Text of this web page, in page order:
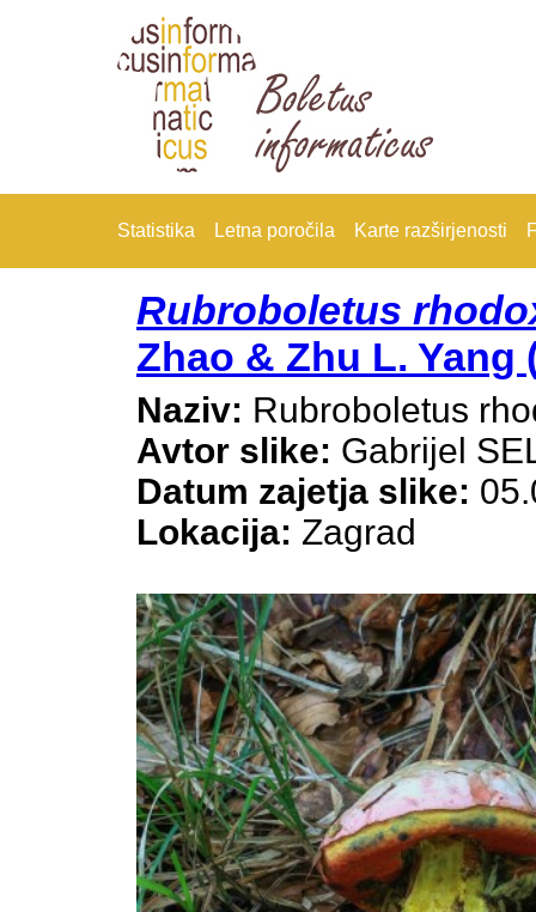
Statistika Letna poročila Karte razširjenosti
Rubroboletus
Zhao & Zhu L. Yang
Naziv: Rubroboletus
Avtor slike: Gabrijel
Datum zajetja slike:
Lokacija: Zagrad